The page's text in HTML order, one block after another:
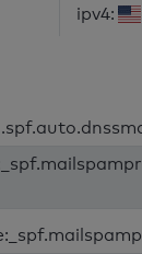
ipv4: